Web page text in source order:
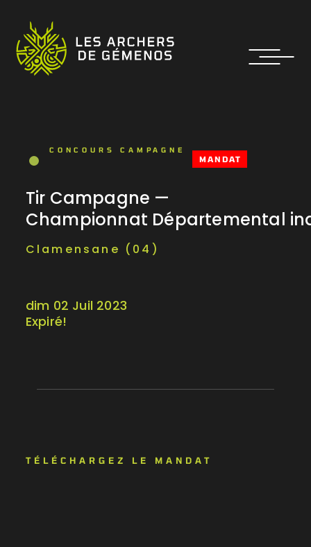
CONCOURS CAMPAGNE
MANDAT
dim 02 Juil 2023
Expiré!
Tir Campagne —
Championnat Départemental
Clamensane (04)
TÉLÉCHARGEZ LE MANDAT